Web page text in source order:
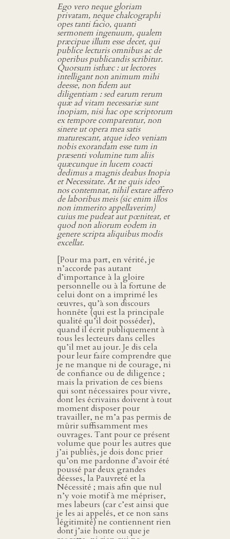
Ego vero neque gloriam
privatam, neque chalcographi
opes tanti facio, quanti
sermonem ingenuum, qualem
præcipue illum esse decet, qui
publice lecturis omnibus ac de
operibus publicandis scribitur.
Quorsum isthæc : ut lectores
intelligant non animum mihi
deesse, non fidem aut
diligentiam : sed earum rerum
quæ ad vitam necessariæ sunt
inopiam, nisi hac ope scriptorum
ex tempore comparentur, non
sinere ut opera mea satis
maturescant, atque ideo veniam
nobis exorandam esse tum in
præsenti volumine tum aliis
quæcunque in lucem coacti
dedimus a magnis deabus Inopia
et Necessitate. At ne quis ideo
nos contemnat, nihil extare affero
de laboribus meis (sic enim illos
non immerito appellaverim)
cuius me pudeat aut pœniteat, et
quod non aliorum eodem in
genere scripta aliquibus modis
excellat.
[Pour ma part, en vérité, je
n’accorde pas autant
d’importance à la gloire
personnelle ou à la fortune de
celui dont on a imprimé les
œuvres, qu’à son discours
honnête (qui est la principale
qualité qu’il doit posséder),
quand il écrit publiquement à
tous les lecteurs dans celles
qu’il met au jour. Je dis cela
pour leur faire comprendre que
je ne manque ni de courage, ni
de confiance ou de diligence ;
mais la privation de ces biens
qui sont nécessaires pour vivre,
dont les écrivains doivent à tout
moment disposer pour
travailler, ne m’a pas permis de
mûrir suffisamment mes
ouvrages. Tant pour ce présent
volume que pour les autres que
j’ai publiés, je dois donc prier
qu’on me pardonne d’avoir été
poussé par deux grandes
déesses, la Pauvreté et la
Nécessité ; mais afin que nul
n’y voie motif à me mépriser,
mes labeurs (car c’est ainsi que
je les ai appelés, et ce non sans
légitimité) ne contiennent rien
dont j’aie honte ou que je